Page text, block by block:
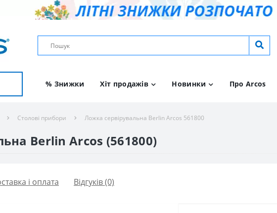
% Знижки Хіт продажів Новинки Про Arcos
Столові прибори Ложка сервірувальна Berlin Arcos 561800
Berlin Arcos (561800)
і оплата Відгуків (0)